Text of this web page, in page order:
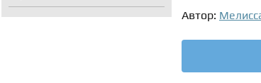
Автор: